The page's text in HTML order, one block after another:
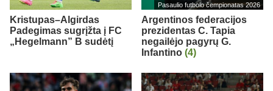
Kristupas–Algirdas
Padegimas sugrįžta į FC
„Hegelmann” B sudėtį
Pasaulio futbolo čempionatas 2026
Argentinos federacijos
prezidentas C. Tapia
negailėjo pagyrų G.
Infantino (4)